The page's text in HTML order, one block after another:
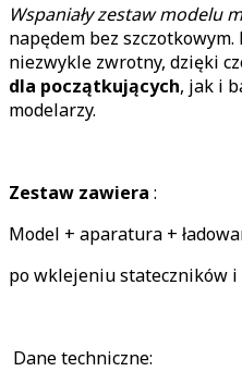
Wspaniały zestaw modelu
napędem bez
niezwykle zwrotny, dzięki
dla początkujących, jak i
modelarzy.
Zestaw zawiera :
Model + aparatura +
po wklejeniu stateczników
Dane techniczne: